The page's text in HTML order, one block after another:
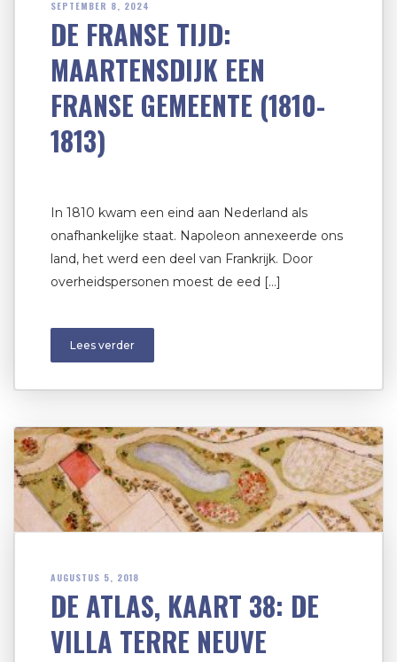
SEPTEMBER 8, 2024
DE FRANSE TIJD:
MAARTENSDIJK EEN
FRANSE GEMEENTE (1810-
1813)
In 1810 kwam een eind aan Nederland als
onafhankelijke staat. Napoleon annexeerde ons
land, het werd een deel van Frankrijk. Door
overheidspersonen moest de eed […]
Lees verder
AUGUSTUS 5, 2018
DE ATLAS, KAART 38: DE
VILLA TERRE NEUVE